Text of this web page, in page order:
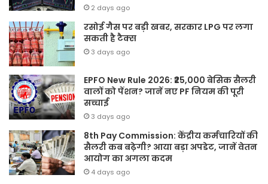
2 days ago
रसोई गैस पर बड़ी खबर, सरकार LPG पर लगा
सकती है टैक्स
3 days ago
EPFO New Rule 2026: ₹25,000 बेसिक सैलरी
वालों को पेंशन? जानें नए PF नियम की पूरी
सच्चाई
3 days ago
8th Pay Commission: केंद्रीय कर्मचारियों की
सैलरी कब बढ़ेगी? आया बड़ा अपडेट, जानें वेतन
आयोग का अगला कदम
4 days ago